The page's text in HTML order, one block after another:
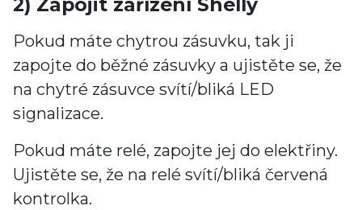
2) Zapojit zařízení Shelly
Pokud máte chytrou zásuvku, tak ji
zapojte do běžné zásuvky a ujistěte se, že
na chytré zásuvce svítí/bliká LED
signalizace.
Pokud máte relé, zapojte jej do elektřiny.
Ujistěte se, že na relé svítí/bliká červená
kontrolka.